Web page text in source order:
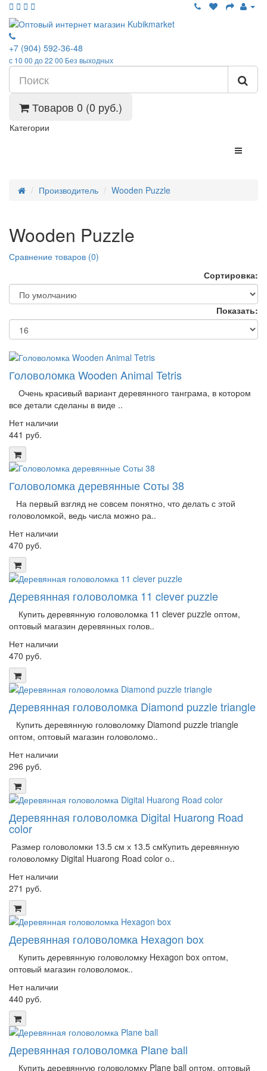
+7 (904) 592-36-48
с 10 00 до 22 00 Без выходных
Товаров 0 (0 руб.)
Категории
Производитель Wooden Puzzle
Wooden Puzzle
Сравнение товаров (0)
Сортировка:
Показать:
Головоломка Wooden Animal Tetris
Очень красивый вариант деревянного танграма, в котором
все детали сделаны в виде ..
Нет наличии
441 руб.
Головоломка деревянные Соты 38
На первый взгляд не совсем понятно, что делать с этой
головоломкой, ведь числа можно ра..
Нет наличии
470 руб.
Деревянная головоломка 11 clever puzzle
Купить деревянную головоломка 11 clever puzzle оптом,
оптовый магазин деревянных голов..
Нет наличии
470 руб.
Деревянная головоломка Diamond puzzle triangle
Купить деревянную головоломку Diamond puzzle triangle
оптом, оптовый магазин головоломо..
Нет наличии
296 руб.
Деревянная головоломка Digital Huarong Road
color
Размер головоломки 13.5 см х 13.5 смКупить деревянную
головоломку Digital Huarong Road color о..
Нет наличии
271 руб.
Деревянная головоломка Hexagon box
Купить деревянную головоломку Hexagon box оптом,
оптовый магазин головоломок..
Нет наличии
440 руб.
Деревянная головоломка Plane ball
Купить деревянную головоломку Plane ball оптом, оптовый